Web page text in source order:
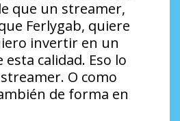
que un streamer,
Ferlygab, quiere
invertir en un
calidad. Eso lo
O como
de forma en